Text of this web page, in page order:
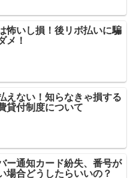
怖いし損！後リボ払いに騙
メ！
えない！知らなきゃ損する
貸付制度について
ー通知カード紛失、番号が
場合どうしたらいいの？